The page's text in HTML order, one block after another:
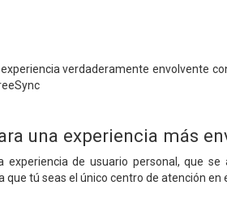
verdaderamente envolvente
una experiencia más
de usuario personal, que
tú seas el único centro de atención en